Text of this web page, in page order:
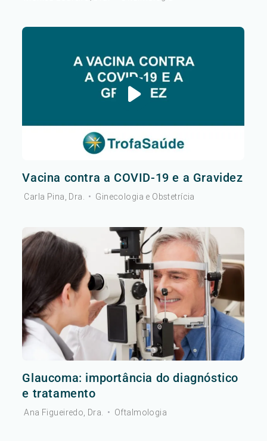
Vacina contra a COVID-19 e a Gravidez
Carla Pina, Dra. • Ginecologia e Obstetrícia
Glaucoma: importância do diagnóstico
e tratamento
Ana Figueiredo, Dra. • Oftalmologia